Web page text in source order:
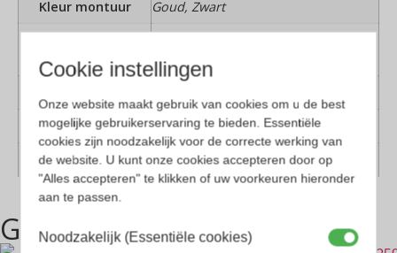
Kleur montuur
Goud, Zwart
materiaal
Geschikt voor
Dames, Heren
Vorm
Piloten, Rechthoekig
Gerelateerde producten
Cookie instellingen
Onze website maakt gebruik van cookies om u de best
mogelijke gebruikerservaring te bieden. Essentiële
cookies zijn noodzakelijk voor de correcte werking van
de website. U kunt onze cookies accepteren door op
"Alles accepteren" te klikken of uw voorkeuren hieronder
aan te passen.
Noodzakelijk (Essentiële cookies)